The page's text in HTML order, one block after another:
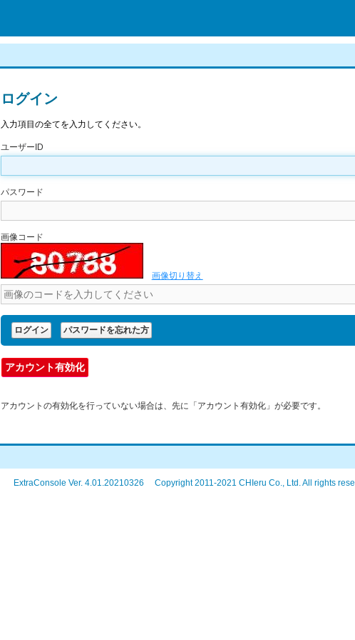
ログイン
入力項目の全てを入力してください。
ユーザーID
パスワード
画像コード
画像切り替え
アカウントの有効化を行っていない場合は、先に「アカウント有効化」が必要です。
ExtraConsole Ver. 4.01.20210326 Copyright 2011-2021 CHIeru Co., Ltd. All rights